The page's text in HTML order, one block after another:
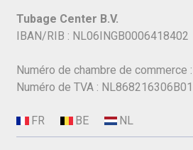
Tubage Center B.V.
IBAN/RIB : NL06INGB0006418402
Numéro de chambre de commerce
Numéro de TVA : NL868216306B01